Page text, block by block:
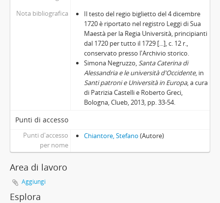
Nota bibliografica
Il testo del regio biglietto del 4 dicembre
1720 è riportato nel registro Leggi di Sua
Maestà per la Regia Università, principianti
dal 1720 per tutto il 1729 [...], c. 12 r.,
conservato presso l'Archivio storico.
Simona Negruzzo,Santa Caterina di
Alessandria e le università d'Occidente, in
Santi patroni e Università in Europa, a cura
di Patrizia Castelli e Roberto Greci,
Bologna, Clueb, 2013, pp. 33-54.
Punti di accesso
Punti d'accesso
per nome
Chiantore, Stefano (Autore)
Area di lavoro
Aggiungi
Esplora